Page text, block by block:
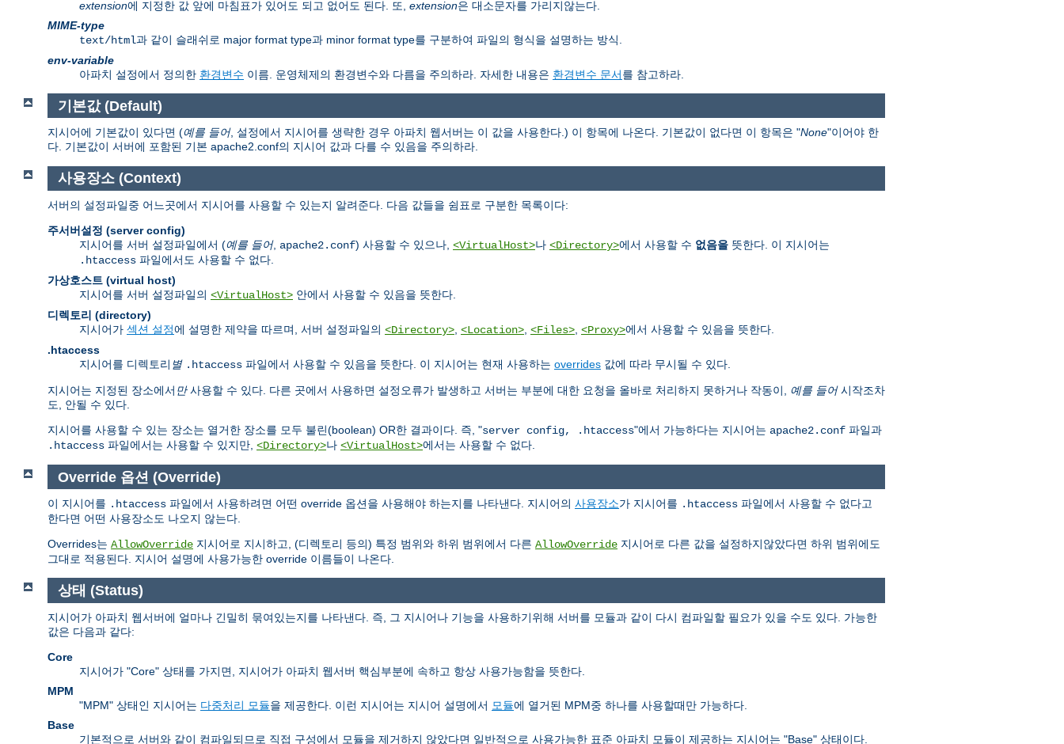
extension에 지정한 값 앞에 마침표가 있어도 되고 없어도 된다. 또, extension은 대소문자를 가리지않는다.
MIME-type
text/html과 같이 슬래쉬로 major format type과 minor format type를 구분하여 파일의 형식을 설명하는 방식.
env-variable
아파치 설정에서 정의한 환경변수 이름. 운영체제의 환경변수와 다름을 주의하라. 자세한 내용은 환경변수 문서를 참고하라.
기본값 (Default)
지시어에 기본값이 있다면 (예를 들어, 설정에서 지시어를 생략한 경우 아파치 웹서버는 이 값을 사용한다.) 이 항목에 나온다. 기본값이 없다면 이 항목은 "None"이어야 한
다. 기본값이 서버에 포함된 기본 apache2.conf의 지시어 값과 다를 수 있음을 주의하라.
사용장소 (Context)
서버의 설정파일중 어느곳에서 지시어를 사용할 수 있는지 알려준다. 다음 값들을 쉼표로 구분한 목록이다:
주서버설정 (server config)
지시어를 서버 설정파일에서 (예를 들어, apache2.conf) 사용할 수 있으나, <VirtualHost>나 <Directory>에서 사용할 수 없음을 뜻한다. 이 지시어는
.htaccess 파일에서도 사용할 수 없다.
가상호스트 (virtual host)
지시어를 서버 설정파일의 <VirtualHost> 안에서 사용할 수 있음을 뜻한다.
디렉토리 (directory)
지시어가 섹션 설정에 설명한 제약을 따르며, 서버 설정파일의 <Directory> <Location> <Files> <Proxy>에서 사용할 수 있음을 뜻한다.
.htaccess
지시어를 디렉토리 별 .htaccess 파일에서 사용할 수 있음을 뜻한다. 이 지시어는 현재 사용하는 overrides 값에 따라 무시될 수 있다.
지시어는 지정된 장소에서 만사용할 수 있다. 다른 곳에서 사용하면 설정오류가 발생하고 서버는 부분에 대한 요청을 올바로 처리하지 못하거나 작동이, 예를 들어시작조차
도, 안될 수 있다.
지시어를 사용할 수 있는 장소는 열거한 장소를 모두 불린(boolean) OR한 결과이다. 즉, "server config, .htaccess"에서 가능하다는 지시어는 apache2.conf 파일과
.htaccess 파일에서는 사용할 수 있지만, <Directory>나 <VirtualHost>에서는 사용할 수 없다.
Override 옵션 (Override)
이 지시어를 .htaccess 파일에서 사용하려면 어떤 override 옵션을 사용해야 하는지를 나타낸다. 지시어의 사용장소가 지시어를 .htaccess 파일에서 사용할 수 없다고
한다면 어떤 사용장소도 나오지 않는다.
Overrides는 AllowOverride 지시어로 지시하고, (디렉토리 등의) 특정 범위와 하위 범위에서 다른 AllowOverride 지시어로 다른 값을 설정하지않았다면 하위 범위에도
그대로 적용된다. 지시어 설명에 사용가능한 override 이름들이 나온다.
상태 (Status)
지시어가 아파치 웹서버에 얼마나 긴밀히 묶여있는지를 나타낸다. 즉, 그 지시어나 기능을 사용하기위해 서버를 모듈과 같이 다시 컴파일할 필요가 있을 수도 있다. 가능한
값은 다음과 같다:
Core
지시어가 "Core" 상태를 가지면, 지시어가 아파치 웹서버 핵심부분에 속하고 항상 사용가능함을 뜻한다.
MPM
"MPM" 상태인 지시어는 다중처리 모듈을 제공한다. 이런 지시어는 지시어 설명에서 모듈에 열거된 MPM중 하나를 사용할때만 가능하다.
Base
기본적으로 서버와 같이 컴파일되므로 직접 구성에서 모듈을 제거하지 않았다면 일반적으로 사용가능한 표준 아파치 모듈이 제공하는 지시어는 "Base" 상태이다.